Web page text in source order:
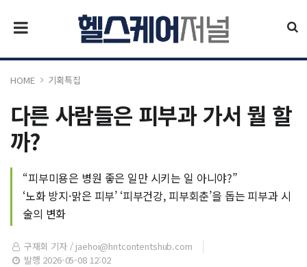
HOME 기획특집
다른 사람들은 피부과 가서 뭘 할
까?
“피부미용은 병원 좋은 일만 시키는 일 아니야?”
‘노화 방지·맑은 피부’ ‘피부건강, 피부회춘’을 돕는 피부과 시
술의 변화
구재회 기자 / jaehoi@hntcontentshub.com
발행 2026-05-08 12:02